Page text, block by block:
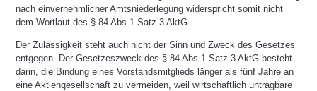
nach einvernehmlicher Amtsniederlegung widerspricht somit nicht
dem Wortlaut des § 84 Abs 1 Satz 3 AktG.
Der Zulässigkeit steht auch nicht der Sinn und Zweck des Gesetzes
entgegen. Der Gesetzeszweck des § 84 Abs 1 Satz 3 AktG besteht
darin, die Bindung eines Vorstandsmitglieds länger als fünf Jahre an
eine Aktiengesellschaft zu vermeiden, weil wirtschaftlich untragbare